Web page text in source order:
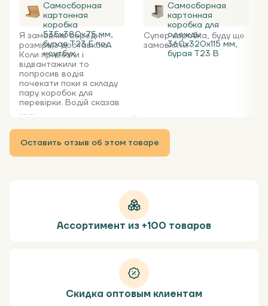
Самосборная
картонная
коробка
535x380x75 мм,
бурая Т23 Е под
ноутбук
Я замовляв середні
розміри з доставкою.
Коли привезли і
відвантажили то
попросив водія
почекати поки я складу
пару коробок для
перевірки. Водій сказав
... ...
Самосборная
картонная
коробка для
одежды
360х320х115 мм,
бурая Т23 В
Супер коробка, буду ще
замовляти ...
Оставить отзыв об этом товаре
Ассортимент из +100 товаров
Скидка оптовым клиентам